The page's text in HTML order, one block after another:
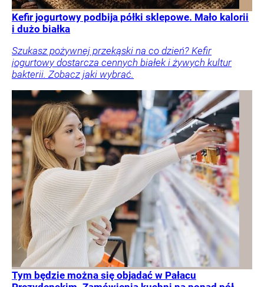
Kefir jogurtowy podbija półki sklepowe. Mało kalorii
i dużo białka
Szukasz pożywnej przekąski na co dzień? Kefir
jogurtowy dostarcza cennych białek i żywych kultur
bakterii. Zobacz jaki wybrać.
Tym będzie można się objadać w Pałacu